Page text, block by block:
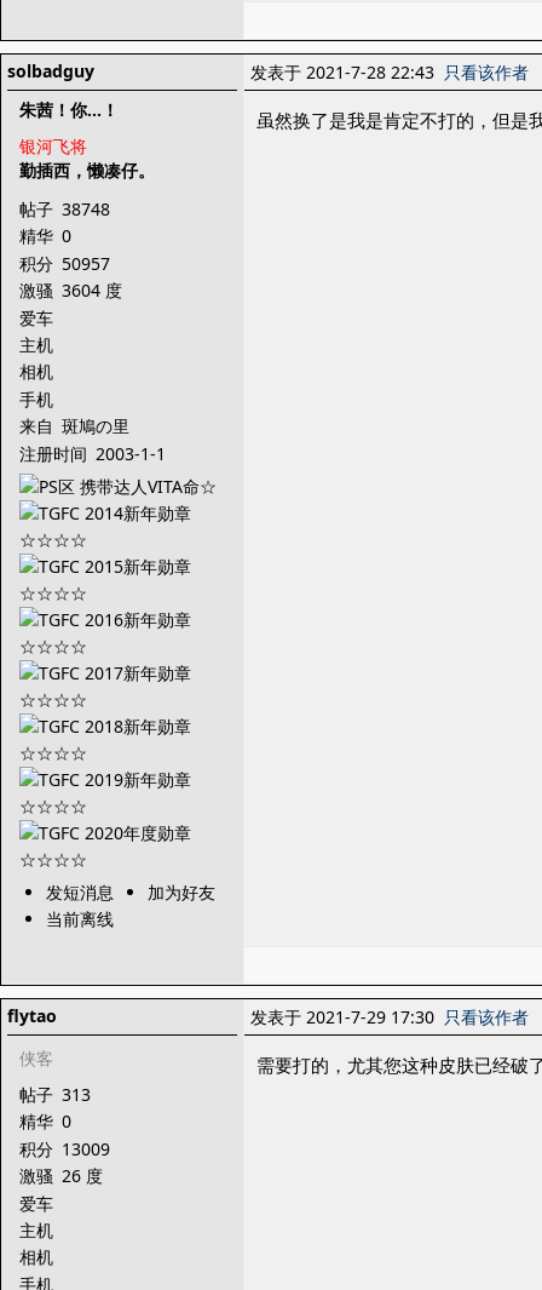
solbadguy
朱茜！你...！
银河飞将
勤插西，懒凑仔。
帖子 38748
精华 0
积分 50957
激骚 3604 度
爱车
主机
相机
手机
来自 斑鳩の里
注册时间 2003-1-1
发短消息
加为好友
当前离线
发表于 2021-7-28 22:43 只看该作者
虽然换了是我是肯定不打的，但是
flytao
侠客
帖子 313
精华 0
积分 13009
激骚 26 度
爱车
主机
相机
手机
发表于 2021-7-29 17:30 只看该作者
需要打的，尤其您这种皮肤已经破